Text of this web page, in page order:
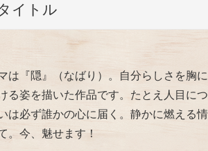
イトル
は『隠』（なばり）。自分らしさを胸に
る姿を描いた作品です。たとえ人目につ
は必ず誰かの心に届く。静かに燃える情
。今、魅せます！